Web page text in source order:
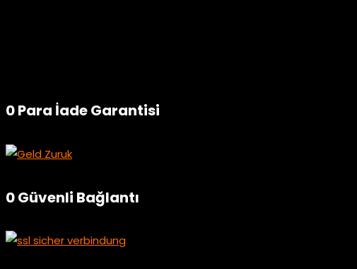
0 Para İade Garantisi
0 Güvenli Bağlantı